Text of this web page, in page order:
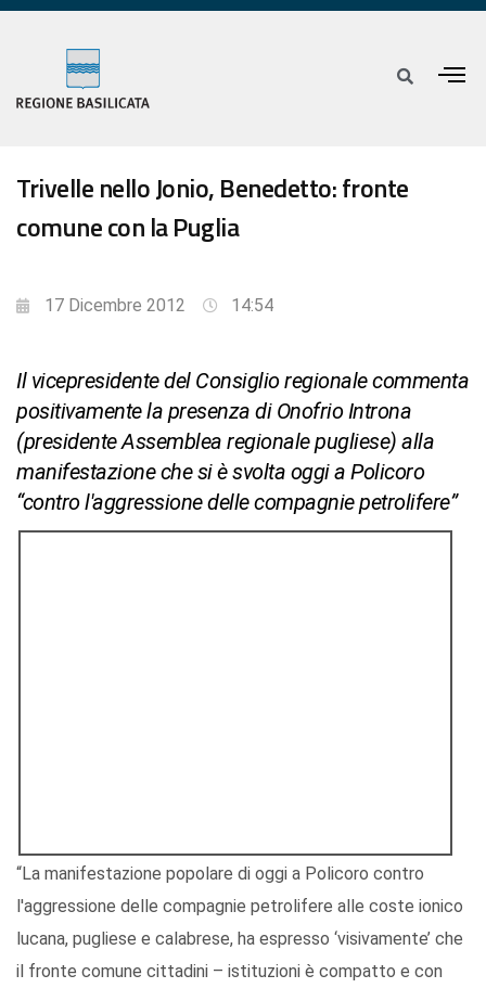
Trivelle nello Jonio, Benedetto: fronte
comune con la Puglia
17 Dicembre 2012 14:54
Il vicepresidente del Consiglio regionale commenta
positivamente la presenza di Onofrio Introna
(presidente Assemblea regionale pugliese) alla
manifestazione che si è svolta oggi a Policoro
“contro l'aggressione delle compagnie petrolifere”
“La manifestazione popolare di oggi a Policoro contro
l'aggressione delle compagnie petrolifere alle coste ionico
lucana, pugliese e calabrese, ha espresso ‘visivamente’ che
il fronte comune cittadini – istituzioni è compatto e con